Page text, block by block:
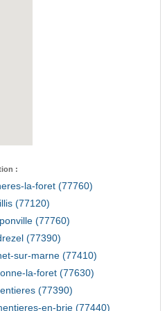
:
la-foret (77760)
(77120)
(77760)
(77390)
sur-marne (77410)
la-foret (77630)
(77390)
en-brie (77440)